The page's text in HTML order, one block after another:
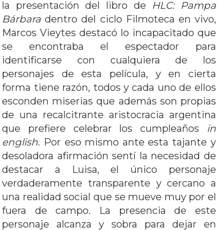
la presentación del libro de HLC: Pampa
Bárbara dentro del ciclo Filmoteca en vivo,
Marcos Vieytes destacó lo incapacitado que
se encontraba el espectador para
identificarse con cualquiera de los
personajes de esta película, y en cierta
forma tiene razón, todos y cada uno de ellos
esconden miserias que además son propias
de una recalcitrante aristocracia argentina
que prefiere celebrar los cumpleaños
in
english. Por eso mismo ante esta tajante y
desoladora afirmación sentí la necesidad de
destacar a Luisa, el único personaje
verdaderamente transparente y cercano a
una realidad social que se mueve muy por el
fuera de campo. La presencia de este
personaje alcanza y sobra para dejar en